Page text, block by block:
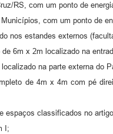
RS, com um ponto de
com um ponto de
nos estandes externos
6m x 2m localizado na
na parte externa do
de 4m x 4m com pé
espaços classificados no
I;